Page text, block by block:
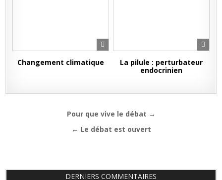
Changement climatique
La pilule : perturbateur
endocrinien
NavigationPour que vive le débat →
← Le débat est ouvert
DERNIERS COMMENTAIRES